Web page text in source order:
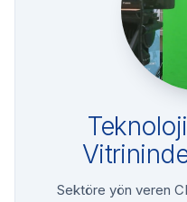
Sektöre yön veren